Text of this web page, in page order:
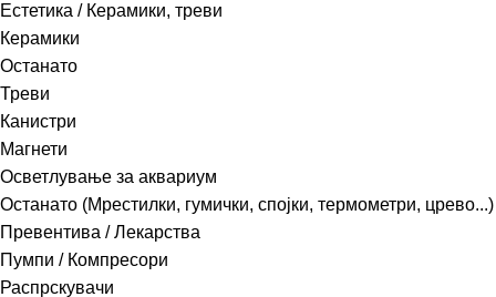
Естетика / Керамики, треви
Керамики
Останато
Треви
Канистри
Магнети
Осветлување за аквариум
Останато (Мрестилки, гумички, спојки, термометри, црево...)
Превентива / Лекарства
Пумпи / Компресори
Распрскувачи